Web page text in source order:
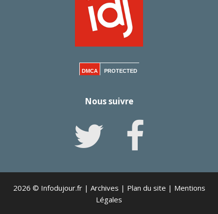
DMCA PROTECTED
Nous suivre
2026 © Infodujour.fr | Archives | Plan du site | Mentions
Légales